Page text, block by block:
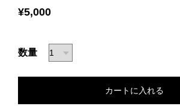
¥5,000
数量